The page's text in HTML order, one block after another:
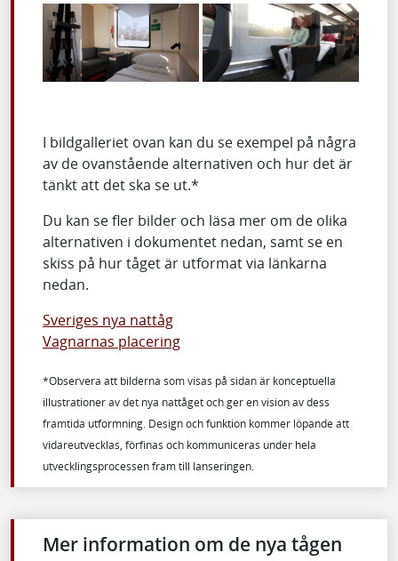
I bildgalleriet ovan kan du se exempel på några
av de ovanstående alternativen och hur det är
tänkt att det ska se ut.*
Du kan se fler bilder och läsa mer om de olika
alternativen i dokumentet nedan, samt se en
skiss på hur tåget är utformat via länkarna
nedan.
Sveriges nya nattåg
Vagnarnas placering
*Observera att bilderna som visas på sidan är konceptuella
illustrationer av det nya nattåget och ger en vision av dess
framtida utformning. Design och funktion kommer löpande att
vidareutvecklas, förfinas och kommuniceras under hela
utvecklingsprocessen fram till lanseringen.
Mer information om de nya tågen